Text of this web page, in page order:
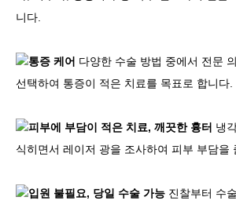
니다.
통증 케어 다양한 수술 방법 중에서 전문
선택하여 통증이 적은 치료를 목표로 합니다.
피부에 부담이 적은 치료, 깨끗한 흉터 냉
식히면서 레이저 광을 조사하여 피부 부담을
입원 불필요, 당일 수술 가능 진찰부터 수